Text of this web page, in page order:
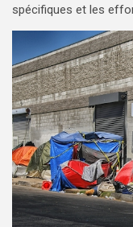
spécifiques et les